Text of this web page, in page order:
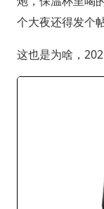
个大夜还得发个
这也是为啥，